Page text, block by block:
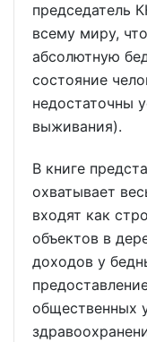
председатель
всему миру,
абсолютную
состояние
недостаточны
выживания).
В книге
охватывает
входят как
объектов в
доходов у
общественных